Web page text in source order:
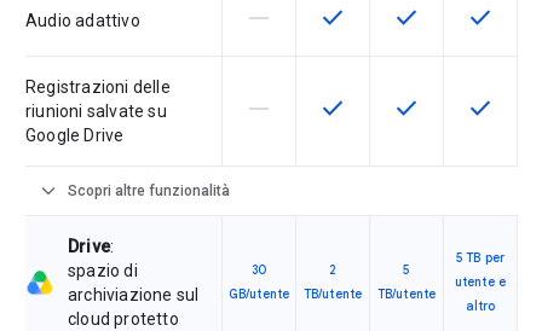
Audio adattivo La funzionalità non è supportata
horizontal_rule Questa funzionalità è
check Questa
check Questa
check
Registrazioni delle
riunioni salvate su
Google Drive
La funzionalità non è supportata
horizontal_rule Questa funzionalità è
check Questa
check Questa
check
expand_more Scopri altre funzionalità
Drive:
spazio di
archiviazione sul
cloud protetto
30
GB/utente
2
TB/utente
5
TB/utente
5 TB per
utente e
altro